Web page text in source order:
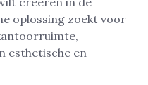
oplossing zoekt voor
esthetische en